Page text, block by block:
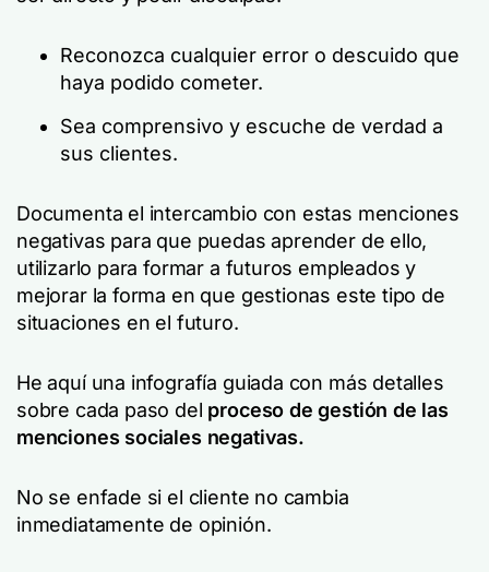
Reconozca cualquier error o descuido que
haya podido cometer.
Sea comprensivo y escuche de verdad a
sus clientes.
Documenta el intercambio con estas menciones
negativas para que puedas aprender de ello,
utilizarlo para formar a futuros empleados y
mejorar la forma en que gestionas este tipo de
situaciones en el futuro.
He aquí una infografía guiada con más detalles
sobre cada paso del proceso de gestión de las
menciones sociales negativas.
No se enfade si el cliente no cambia
inmediatamente de opinión.